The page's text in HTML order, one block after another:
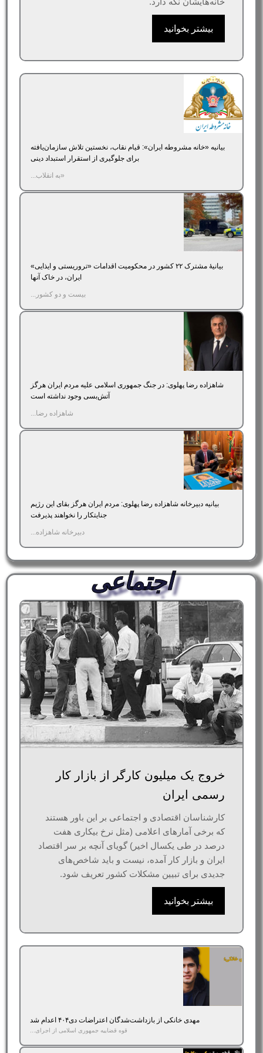
بیشتر بخوانید
بیانیه «خانه مشروطه ایران»‌: قیام نقاب، نخستین تلاش سازمان‌یافته
برای جلوگیری از استقرار استبداد دینی
«به انقلاب...
بیانیۀ مشترک ۲۲ کشور در محکومیت اقدامات «تروریستی و ایذایی»
ایران، در خاک آنها
بیست و دو کشور...
شاهزاده رضا پهلوی: در جنگ جمهوری اسلامی علیه مردم ایران هرگز
آتش‌بسی وجود نداشته است
شاهزاده رضا...
بیانیه دبیرخانه شاهزاده رضا پهلوی: مردم ایران هرگز بقای این رژیم
جنایتکار را نخواهند پذیرفت
دبیرخانه شاهزاده...
اجتماعی
خروج یک میلیون کارگر از بازار کار
رسمی ایران
کارشناسان اقتصادی و اجتماعی بر این باور هستند
که برخی آمارهای اعلامی (مثل نرخ بیکاری هفت
درصد در طی یکسال اخیر) گویای آنچه بر سر اقتصاد
ایران و بازار کار آمده، نیست و باید شاخص‌های
جدیدی برای تبیین مشکلات کشور تعریف شود.
بیشتر بخوانید
مهدی خانکی از بازداشت‌شدگان اعتراضات دی۴۰۴ اعدام شد
قوه قضاییه جمهوری اسلامی از اجرای...